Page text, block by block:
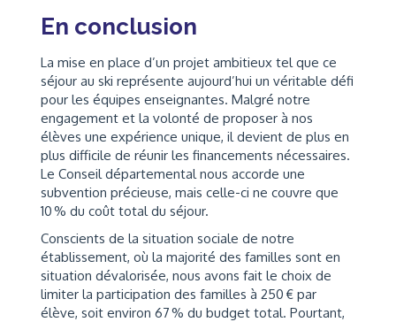
En conclusion
La mise en place d’un projet ambitieux tel que ce
séjour au ski représente aujourd’hui un véritable défi
pour les équipes enseignantes. Malgré notre
engagement et la volonté de proposer à nos
élèves une expérience unique, il devient de plus en
plus difficile de réunir les financements nécessaires.
Le Conseil départemental nous accorde une
subvention précieuse, mais celle-ci ne couvre que
10 % du coût total du séjour.
Conscients de la situation sociale de notre
établissement, où la majorité des familles sont en
situation dévalorisée, nous avons fait le choix de
limiter la participation des familles à 250 € par
élève, soit environ 67 % du budget total. Pourtant,